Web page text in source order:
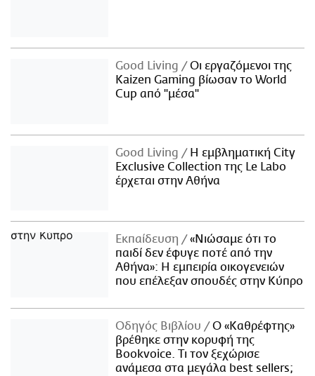
Good Living
Οι εργαζόμενοι της
Kaizen Gaming βίωσαν το World
Cup από "μέσα"
Good Living
Η εμβληματική City
Exclusive Collection της Le Labo
έρχεται στην Αθήνα
Εκπαίδευση
«Νιώσαμε ότι το
παιδί δεν έφυγε ποτέ από την
Αθήνα»: Η εμπειρία οικογενειών
που επέλεξαν σπουδές στην Κύπρο
Οδηγός Βιβλίου
Ο «Καθρέφτης»
βρέθηκε στην κορυφή της
Bookvoice. Τι τον ξεχώρισε
ανάμεσα στα μεγάλα best sellers;